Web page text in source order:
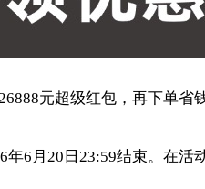
元超级红包，再下单省
6月20日23:59结束。在